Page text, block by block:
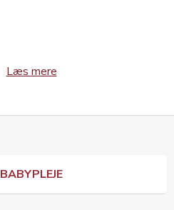
Læs mere
BABYPLEJE